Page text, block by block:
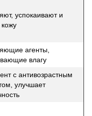
успокаивают и
агенты,
влагу
с антивозрастным
улучшает